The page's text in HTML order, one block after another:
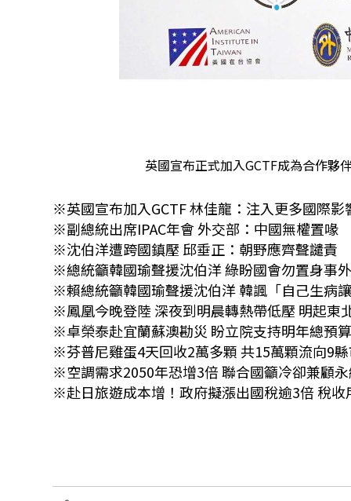
英國宣布正式加入GCTF成為合作夥
※英國宣布加入GCTF 林佳龍：注入更多國
※副總統出席IPAC年會 外交部：中國無權置
※沈伯洋遭跨國鎮壓 邱垂正：朝野應齊聲譴責
※總統籲韓國瑜聲援沈伯洋 綠盼國會勿置身事
※賴總統籲韓國瑜聲援沈伯洋 韓諷「自己生
※鳳凰今晚登陸 深夜到明晨轉熱帶低壓 明起東
※卓榮泰赴宜蘭蘇澳勘災 盼立院支持明年總
※芬普尼雞蛋4天回收2萬多顆 共15萬顆流向
※空調需求2050年恐增3倍 聯合國籲冷卻兼
※赴日旅遊成本增！政府擬漲出國稅逾3倍 稅收